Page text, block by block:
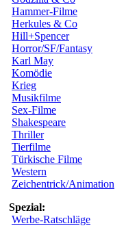
Hammer-Filme
Herkules & Co
Hill+Spencer
Horror/SF/Fantasy
Karl May
Komödie
Krieg
Musikfilme
Sex-Filme
Shakespeare
Thriller
Tierfilme
Türkische Filme
Western
Zeichentrick/Animation
Spezial:
Werbe-Ratschläge